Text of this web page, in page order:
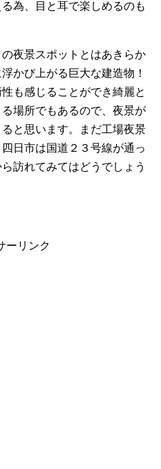
為、目と耳で楽しめるのも
夜景スポットとはあきらか
かび上がる巨大な建造物！
も感じることができ綺麗と
場所でもあるので、夜景が
と思います。まだ工場夜景
日市は国道２３号線が通っ
訪れてみてはどうでしょう
ーリンク